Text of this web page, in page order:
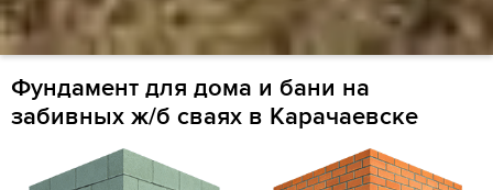
Фундамент для дома и бани на
забивных ж/б сваях в Карачаевске